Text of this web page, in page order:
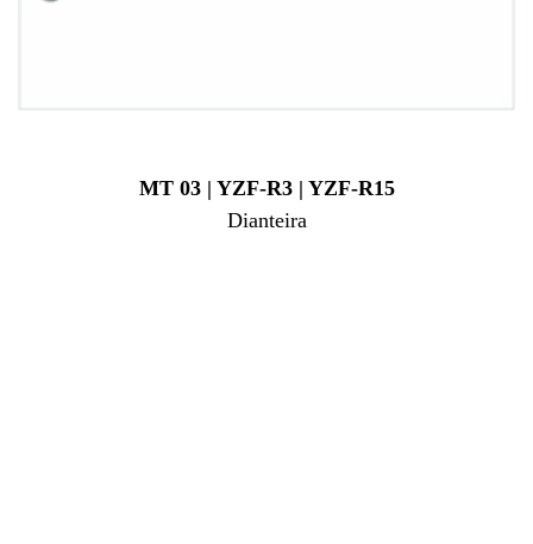
MT 03 | YZF-R3 | YZF-R15
Dianteira